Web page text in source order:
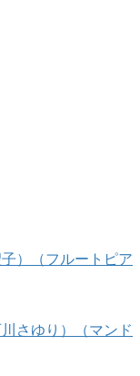
）（フルートピア
さゆり）（マンド